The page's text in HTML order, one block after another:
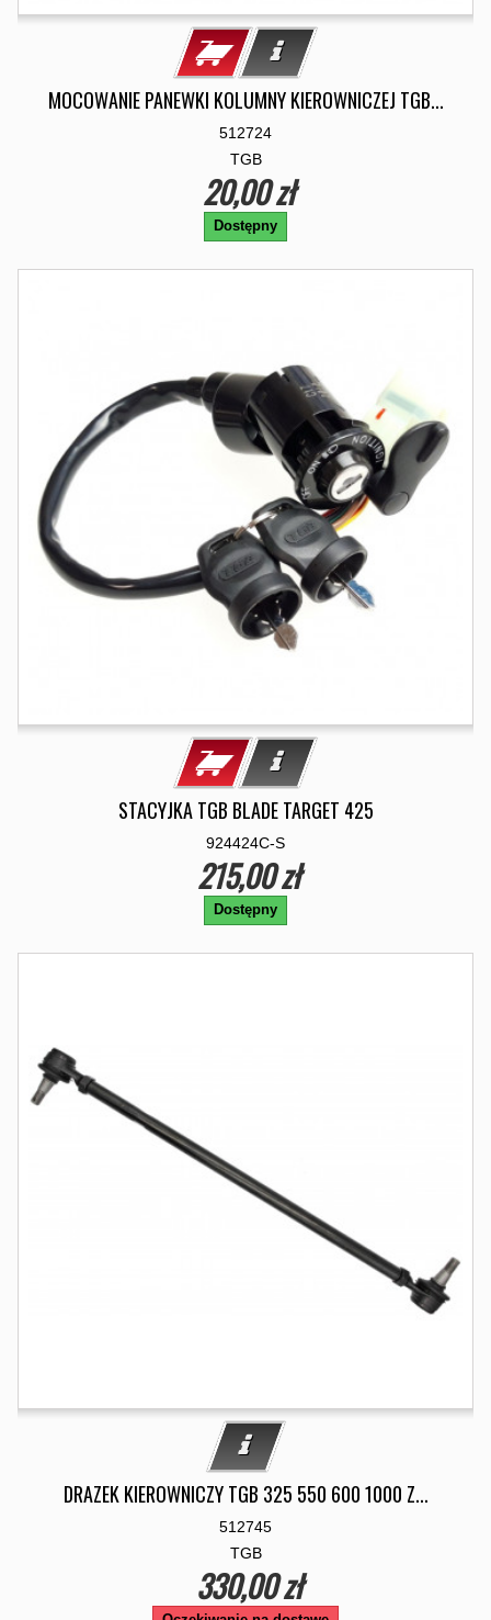
MOCOWANIE PANEWKI KOLUMNY KIEROWNICZEJ TGB...
512724
TGB
20,00 zł
Dostępny
STACYJKA TGB BLADE TARGET 425
924424C-S
215,00 zł
Dostępny
DRAZEK KIEROWNICZY TGB 325 550 600 1000 Z...
512745
TGB
330,00 zł